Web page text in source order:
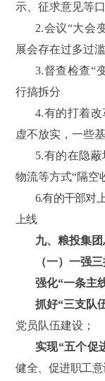
示、征求意见等
2.会议“大会
展会存在过多过
3.督查检查“
行搞拆分
4.有的打着
虚不放实，一些
5.有的在隐
物流等方式“隔空
6.有的干部对
上线
九、 粮投集
（一） 一强
强化“一条主
抓好“三支队
党员队伍建设；
实现“五个促
健全、促进职工